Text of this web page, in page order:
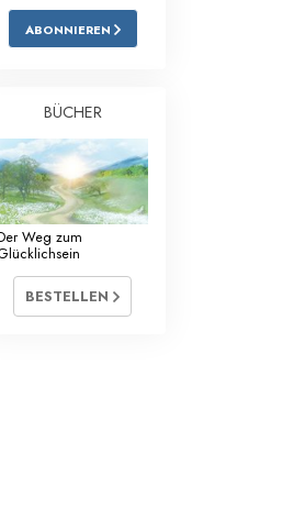
Drogenproblem
Arbeitsplatz
Unterdrückung
Organisierens
ABONNIEREN
BÜCHER
Weg zum
BESTELLEN